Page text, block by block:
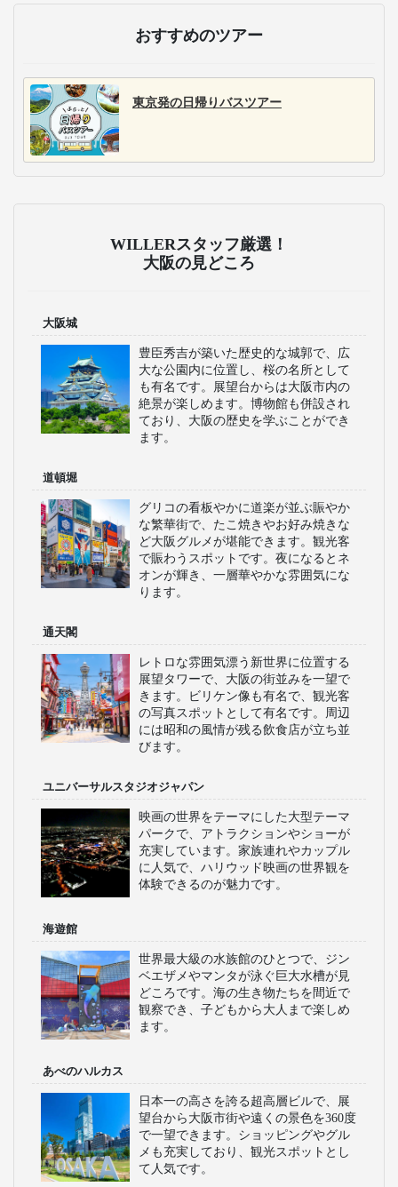
おすすめのツアー
東京発の日帰りバスツアー
WILLERスタッフ厳選！
大阪の見どころ
大阪城
豊臣秀吉が築いた歴史的な城郭で、広
大な公園内に位置し、桜の名所として
も有名です。展望台からは大阪市内の
絶景が楽しめます。博物館も併設され
ており、大阪の歴史を学ぶことができ
ます。
道頓堀
グリコの看板やかに道楽が並ぶ賑やか
な繁華街で、たこ焼きやお好み焼きな
ど大阪グルメが堪能できます。観光客
で賑わうスポットです。夜になるとネ
オンが輝き、一層華やかな雰囲気にな
ります。
通天閣
レトロな雰囲気漂う新世界に位置する
展望タワーで、大阪の街並みを一望で
きます。ビリケン像も有名で、観光客
の写真スポットとして有名です。周辺
には昭和の風情が残る飲食店が立ち並
びます。
ユニバーサルスタジオジャパン
映画の世界をテーマにした大型テーマ
パークで、アトラクションやショーが
充実しています。家族連れやカップル
に人気で、ハリウッド映画の世界観を
体験できるのが魅力です。
海遊館
世界最大級の水族館のひとつで、ジン
ベエザメやマンタが泳ぐ巨大水槽が見
どころです。海の生き物たちを間近で
観察でき、子どもから大人まで楽しめ
ます。
あべのハルカス
日本一の高さを誇る超高層ビルで、展
望台から大阪市街や遠くの景色を360度
で一望できます。ショッピングやグル
メも充実しており、観光スポットとし
て人気です。